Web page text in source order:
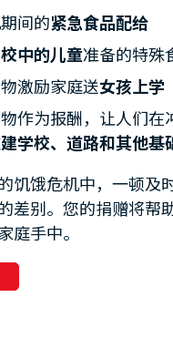
间的紧急食品配给
中的儿童准备的特殊
激励家庭送女孩上学
作为报酬，让人们在
学校、道路和其他基
饥饿危机中，一顿及
差别。您的捐赠将帮
庭手中。